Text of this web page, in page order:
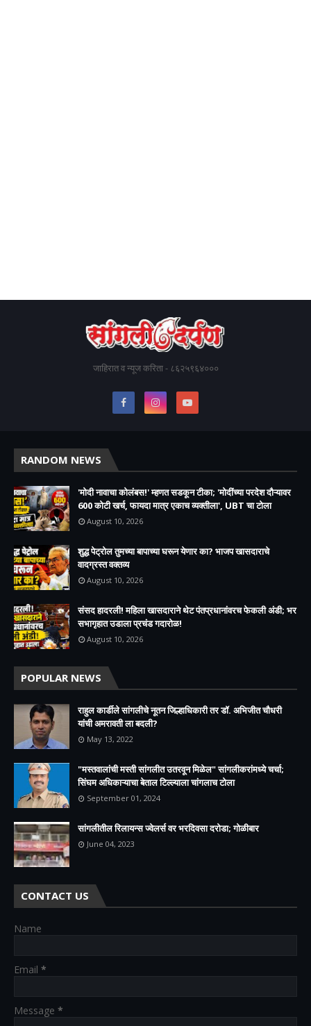
जाहिरात व न्यूज करिता - ८६२५९६४०००
RANDOM NEWS
'मोदी नावाचा कोलंबस!' म्हणत सडकून टीका; 'मोदींच्या परदेश दौऱ्यावर
600 कोटी खर्च, फायदा मात्र एकाच व्यक्तीला', UBT चा टोला
August 10, 2026
शुद्ध पेट्रोल तुमच्या बापाच्या घरून येणार का? भाजप खासदाराचे
वादग्रस्त वक्तव्य
August 10, 2026
संसद हादरली! महिला खासदाराने थेट पंतप्रधानांवरच फेकली अंडी; भर
सभागृहात उडाला प्रचंड गदारोळ!
August 10, 2026
POPULAR NEWS
राहुल कार्डीले सांगलीचे नूतन जिल्हाधिकारी तर डॉ. अभिजीत चौधरी
यांची अमरावती ला बदली?
May 13, 2022
"मस्तवालांची मस्ती सांगलीत उतरवून मिळेल" सांगलीकरांमध्ये चर्चा;
सिंघम अधिकाऱ्याचा बेताल टिल्ल्याला चांगलाच टोला
September 01, 2024
सांगलीतील रिलायन्स ज्वेलर्स वर भरदिवसा दरोडा; गोळीबार
June 04, 2023
CONTACT US
Name
Email *
Message *